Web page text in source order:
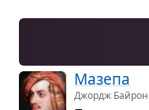
Мазепа
Джордж Байрон